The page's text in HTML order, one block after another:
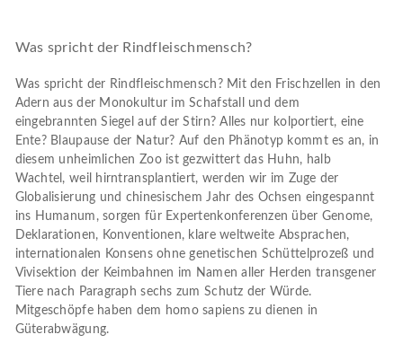
Was spricht der Rindfleischmensch?
Was spricht der Rindfleischmensch? Mit den Frischzellen in den
Adern aus der Monokultur im Schafstall und dem
eingebrannten Siegel auf der Stirn? Alles nur kolportiert, eine
Ente? Blaupause der Natur? Auf den Phänotyp kommt es an, in
diesem unheimlichen Zoo ist gezwittert das Huhn, halb
Wachtel, weil hirntransplantiert, werden wir im Zuge der
Globalisierung und chinesischem Jahr des Ochsen eingespannt
ins Humanum, sorgen für Expertenkonferenzen über Genome,
Deklarationen, Konventionen, klare weltweite Absprachen,
internationalen Konsens ohne genetischen Schüttelprozeß und
Vivisektion der Keimbahnen im Namen aller Herden transgener
Tiere nach Paragraph sechs zum Schutz der Würde.
Mitgeschöpfe haben dem homo sapiens zu dienen in
Güterabwägung.